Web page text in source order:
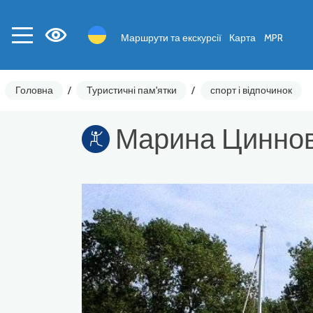
Маршрути та екскурсії Карта MPR
Головна / Туристичні пам'ятки / спорт і відпочинок
Марина